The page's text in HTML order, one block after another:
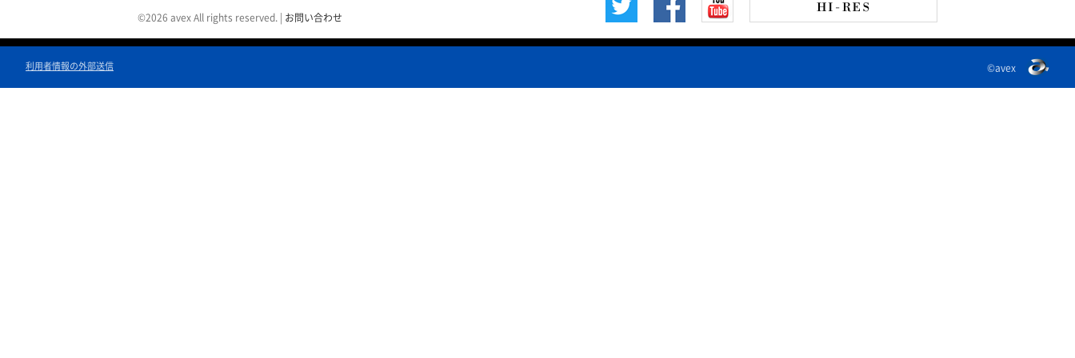
©2026 avex All rights reserved. お問い合わせ
利用者情報の外部送信 ©avex